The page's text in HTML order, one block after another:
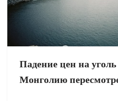
Падение цен на
Монголию